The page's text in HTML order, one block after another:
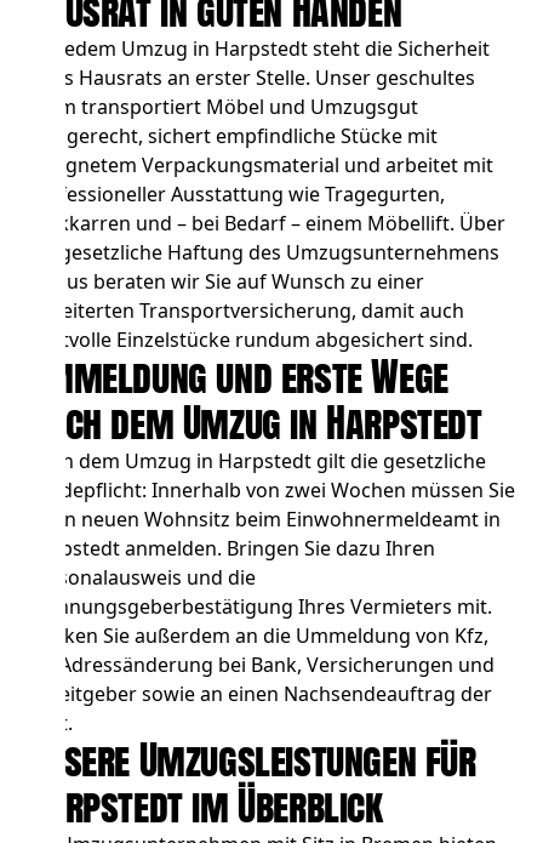
Bei jedem Umzug in Harpstedt steht die Sicherheit
Ihres Hausrats an erster Stelle. Unser geschultes
Team transportiert Möbel und Umzugsgut
fachgerecht, sichert empfindliche Stücke mit
geeignetem Verpackungsmaterial und arbeitet mit
professioneller Ausstattung wie Tragegurten,
Sackkarren und – bei Bedarf – einem Möbellift. Über
die gesetzliche Haftung des Umzugsunternehmens
hinaus beraten wir Sie auf Wunsch zu einer
erweiterten Transportversicherung, damit auch
wertvolle Einzelstücke rundum abgesichert sind.
Ummeldung und erste Wege
nach dem Umzug in Harpstedt
Nach dem Umzug in Harpstedt gilt die gesetzliche
Meldepflicht: Innerhalb von zwei Wochen müssen Sie
Ihren neuen Wohnsitz beim Einwohnermeldeamt in
Harpstedt anmelden. Bringen Sie dazu Ihren
Personalausweis und die
Wohnungsgeberbestätigung Ihres Vermieters mit.
Denken Sie außerdem an die Ummeldung von Kfz,
die Adressänderung bei Bank, Versicherungen und
Arbeitgeber sowie an einen Nachsendeauftrag der
Post.
Unsere Umzugsleistungen für
Harpstedt im Überblick